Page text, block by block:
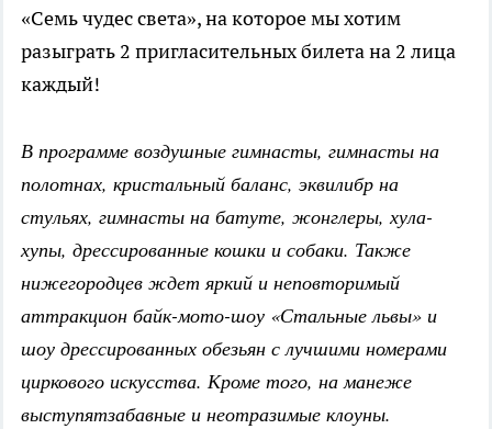
«Семь чудес света», на которое мы хотим
разыграть 2 пригласительных билета на 2 лица
каждый!
В программе воздушные гимнасты, гимнасты на
полотнах, кристальный баланс, эквилибр на
стульях, гимнасты на батуте, жонглеры, хула-
хупы, дрессированные кошки и собаки. Также
нижегородцев ждет яркий и неповторимый
аттракцион байк-мото-шоу «Стальные львы» и
шоу дрессированных обезьян с лучшими номерами
циркового искусства. Кроме того, на манеже
выступятзабавные и неотразимые клоуны.